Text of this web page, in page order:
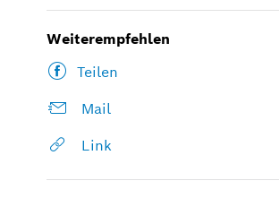
Weiterempfehlen
Teilen
Mail
Link